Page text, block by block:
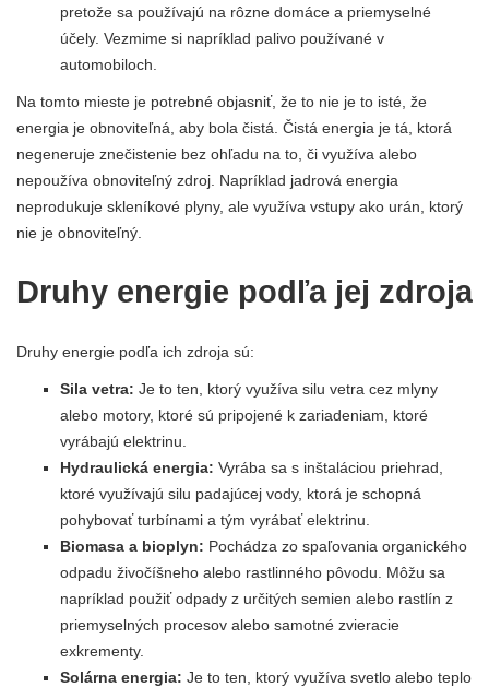
pretože sa používajú na rôzne domáce a priemyselné
účely. Vezmime si napríklad palivo používané v
automobiloch.
Na tomto mieste je potrebné objasniť, že to nie je to isté, že
energia je obnoviteľná, aby bola čistá. Čistá energia je tá, ktorá
negeneruje znečistenie bez ohľadu na to, či využíva alebo
nepoužíva obnoviteľný zdroj. Napríklad jadrová energia
neprodukuje skleníkové plyny, ale využíva vstupy ako urán, ktorý
nie je obnoviteľný.
Druhy energie podľa jej zdroja
Druhy energie podľa ich zdroja sú:
Sila vetra: Je to ten, ktorý využíva silu vetra cez mlyny
alebo motory, ktoré sú pripojené k zariadeniam, ktoré
vyrábajú elektrinu.
Hydraulická energia: Vyrába sa s inštaláciou priehrad,
ktoré využívajú silu padajúcej vody, ktorá je schopná
pohybovať turbínami a tým vyrábať elektrinu.
Biomasa a bioplyn: Pochádza zo spaľovania organického
odpadu živočíšneho alebo rastlinného pôvodu. Môžu sa
napríklad použiť odpady z určitých semien alebo rastlín z
priemyselných procesov alebo samotné zvieracie
exkrementy.
Solárna energia: Je to ten, ktorý využíva svetlo alebo teplo